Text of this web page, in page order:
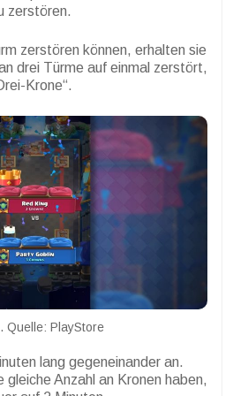
zerstören.
zerstören können, erhalten sie
drei Türme auf einmal zerstört,
Krone“.
Quelle: PlayStore
lang gegeneinander an.
gleiche Anzahl an Kronen haben,